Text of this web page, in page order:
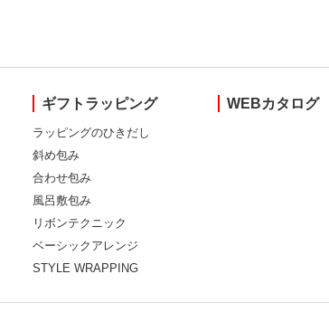
ギフトラッピング
ラッピングのひきだし
斜め包み
合わせ包み
風呂敷包み
リボンテクニック
ベーシックアレンジ
STYLE WRAPPING
WEBカタログ